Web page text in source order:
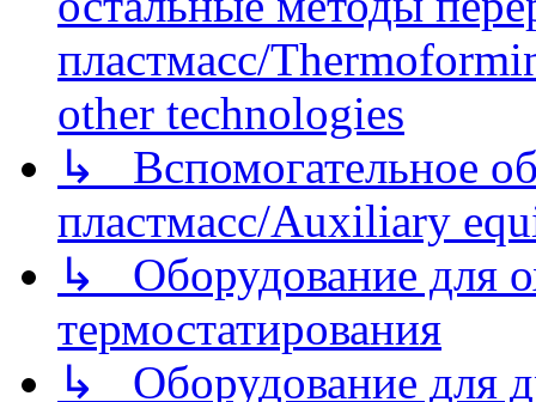
пластмасс/
other technologies
↳ Вспомогательное
пластмасс/Auxiliary
↳ Оборудование для
термостатирования
↳ Оборудование для